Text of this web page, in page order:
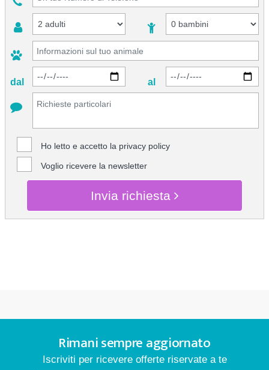
dal al
Ho letto e accetto la privacy policy
Voglio ricevere la newsletter
Invia richiesta
Rimani sempre aggiornato
Iscriviti per ricevere offerte riservate a te